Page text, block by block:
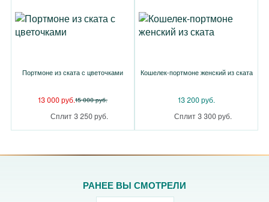
Портмоне из ската с цветочками
13 000 руб.15 000 руб.
Сплит 3 250 руб.
Кошелек-портмоне женский из ската
13 200 руб.
Сплит 3 300 руб.
РАНЕЕ ВЫ СМОТРЕЛИ